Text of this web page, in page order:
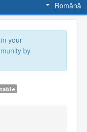
Română
your
by